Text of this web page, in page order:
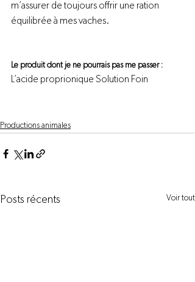
m’assurer de toujours offrir une ration
équilibrée à mes vaches.
Le produit dont je ne pourrais pas me passer :
L’acide proprionique Solution Foin
Productions animales
Posts récents Voir tout